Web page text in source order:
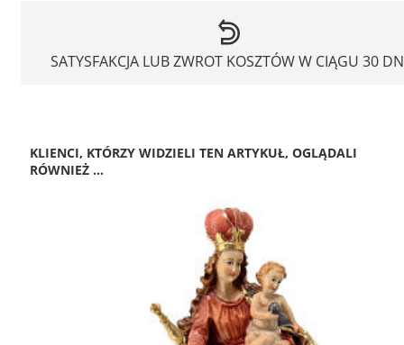
SATYSFAKCJA LUB ZWROT KOSZTÓW W CIĄGU 30
KLIENCI, KTÓRZY WIDZIELI TEN ARTYKUŁ, OGLĄDALI
RÓWNIEŻ ...